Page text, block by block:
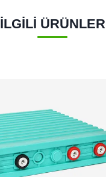
İLGİLİ ÜRÜNLER